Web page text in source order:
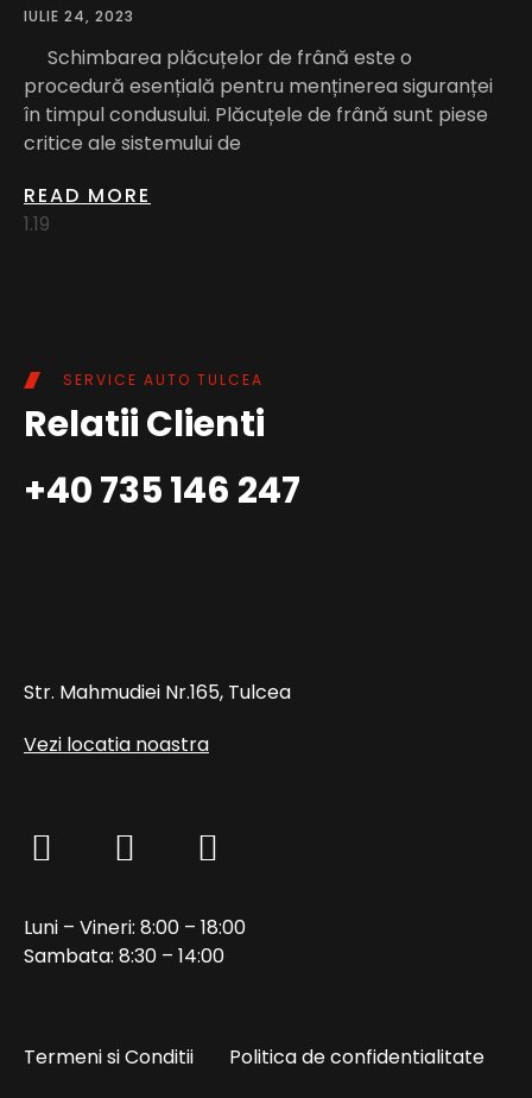
IULIE 24, 2023
Schimbarea plăcuțelor de frână este o
procedură esențială pentru menținerea siguranței
în timpul condusului. Plăcuțele de frână sunt piese
critice ale sistemului de
READ MORE
SERVICE AUTO TULCEA
Relatii Clienti
+40 735 146 247
Str. Mahmudiei Nr.165, Tulcea
Vezi locatia noastra
Luni – Vineri: 8:00 – 18:00
Sambata: 8:30 – 14:00
Termeni si Conditii Politica de confidentialitate